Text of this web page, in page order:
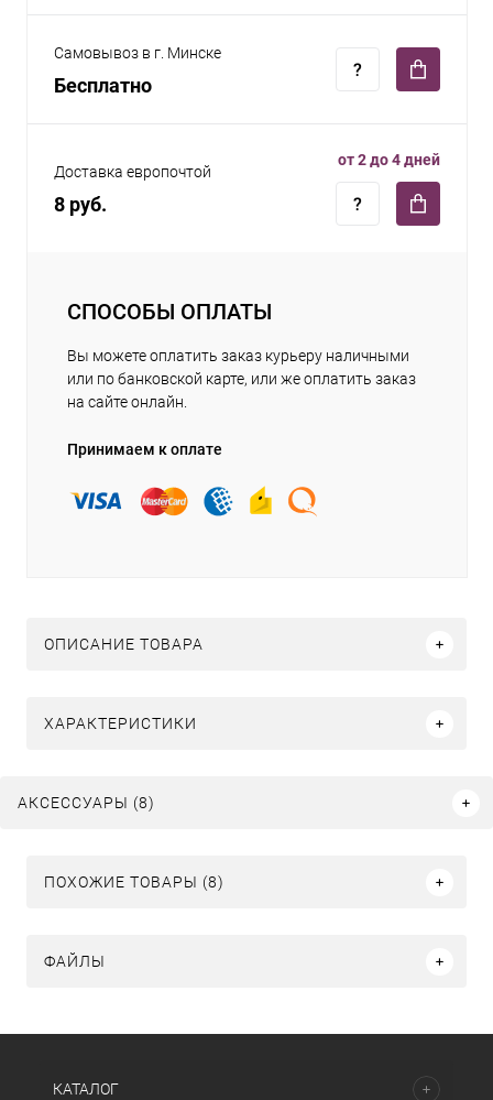
Самовывоз в г. Минске
Бесплатно
Доставка европочтой
8 руб.
от 2 до 4 дней
СПОСОБЫ ОПЛАТЫ
Вы можете оплатить заказ курьеру наличными
или по банковской карте, или же оплатить заказ
на сайте онлайн.
Принимаем к оплате
ОПИСАНИЕ ТОВАРА
ХАРАКТЕРИСТИКИ
АКСЕССУАРЫ (8)
ПОХОЖИЕ ТОВАРЫ (8)
ФАЙЛЫ
КАТАЛОГ